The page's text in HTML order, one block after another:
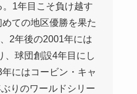
1年目こそ負け越す
ての地区優勝を果た
2年後の2001年には
、球団創設4年目にし
にはコービン・キャ
りのワールドシリー